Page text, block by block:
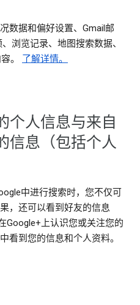
数据和偏好设置、Gmail邮
浏览记录、地图搜索数据、
。 了解详情。
个人信息与来自
信息（包括个人
中进行搜索时，您不仅可
，还可以看到好友的信息
Google+上认识您或关注您的
看到您的信息和个人资料。